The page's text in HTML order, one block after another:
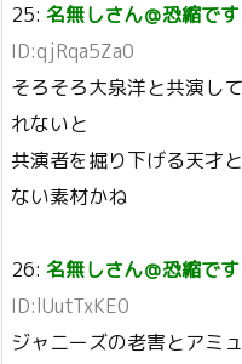
25: 名無しさん＠恐縮です
ID:qjRqa5Za0
そろそろ大泉洋と共演し
れないと
共演者を掘り下げる天才
ない素材かね
26: 名無しさん＠恐縮です
ID:lUutTxKE0
ジャニーズの老害とアミ